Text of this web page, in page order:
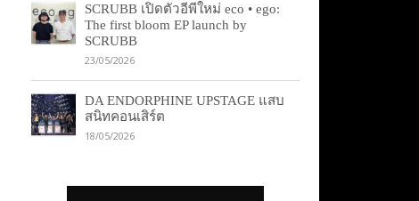
SCRUBB เปิดตัวอีพีใหม่ eco • ego:
The first bloom EP launch by
SCRUBB
23/05/2026
DA ENDORPHINE UPSTAGE แสบ
สนิทคอนเสิร์ต
18/05/2026